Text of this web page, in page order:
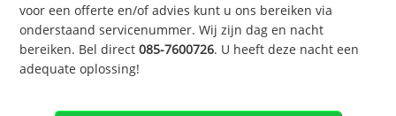
voor een offerte en/of advies kunt u ons bereiken via
onderstaand servicenummer. Wij zijn dag en nacht
bereiken. Bel direct085-7600726. U heeft deze nacht een
adequate oplossing!